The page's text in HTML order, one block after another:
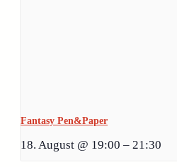
Fantasy Pen&Paper
18. August @ 19:00 – 21:30